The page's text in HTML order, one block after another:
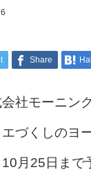
Share
社モーニン
エづくしの
10月25日まで